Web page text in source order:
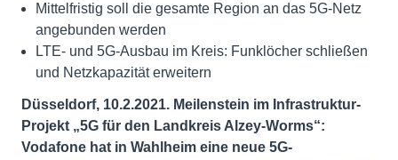
Mittelfristig soll die gesamte Region an das 5G-Netz
angebunden werden
LTE- und 5G-Ausbau im Kreis: Funklöcher schließen
und Netzkapazität erweitern
Düsseldorf, 10.2.2021. Meilenstein im Infrastruktur-
Projekt „5G für den Landkreis Alzey-Worms“:
Vodafone hat in Wahlheim eine neue 5G-